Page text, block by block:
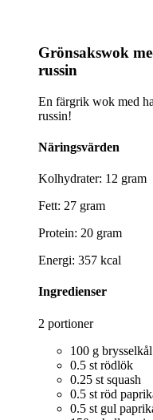
Grönsakswok
russin
En färgrik wok med
russin!
Näringsvärden
Kolhydrater: 12 gram
Fett: 27 gram
Protein: 20 gram
Energi: 357 kcal
Ingredienser
2 portioner
100 g brysselkål
0.5 st rödlök
0.25 st squash
0.5 st röd
0.5 st gul